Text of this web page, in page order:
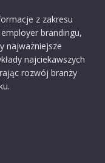
z zakresu
brandingu,
najważniejsze
najciekawszych
rozwój branży